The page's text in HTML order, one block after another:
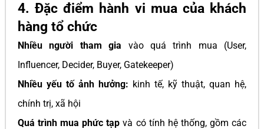
4. Đặc điểm hành vi mua của khách
hàng tổ chức
Nhiều người tham gia vào quá trình mua (User,
Influencer, Decider, Buyer, Gatekeeper)
Nhiều yếu tố ảnh hưởng: kinh tế, kỹ thuật, quan hệ,
chính trị, xã hội
Quá trình mua phức tạp và có tính hệ thống, gồm các